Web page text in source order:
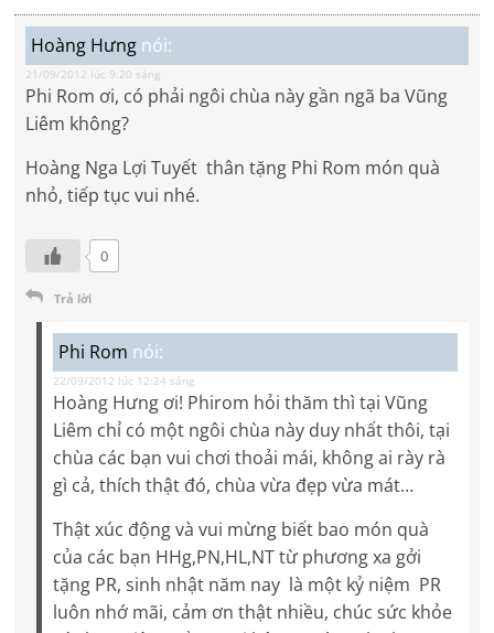
Hoàng Hưng nói:
21/09/2012 lúc 9:20 sáng
Phi Rom ơi, có phải ngôi chùa này gần ngã ba Vũng
Liêm không?
Hoàng Nga Lợi Tuyết thân tặng Phi Rom món quà
nhỏ, tiếp tục vui nhé.
0
Trả lời
Phi Rom nói:
22/09/2012 lúc 12:24 sáng
Hoàng Hưng ơi! Phirom hỏi thăm thì tại Vũng
Liêm chỉ có một ngôi chùa này duy nhất thôi, tại
chùa các bạn vui chơi thoải mái, không ai rày rà
gì cả, thích thật đó, chùa vừa đẹp vừa mát…
Thật xúc động và vui mừng biết bao món quà
của các bạn HHg,PN,HL,NT từ phương xa gởi
tặng PR, sinh nhật năm nay là một kỷ niệm PR
luôn nhớ mãi, cảm ơn thật nhiều, chúc sức khỏe